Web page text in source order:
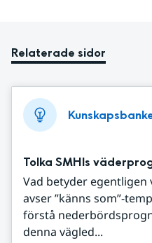
Relaterade sidor
Tolka SMHIs
Vad betyder egentligen
avser ”känns som”-
förstå
denna vägled...